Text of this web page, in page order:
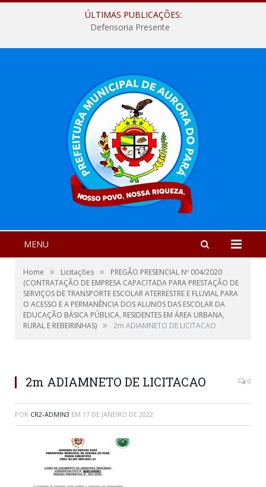
ÚLTIMAS PUBLICAÇÕES:
Defensoria Presente
MENU
Home » Licitações »
PREGÃO PRESENCIAL Nº 004/2020
(CONTRATAÇÃO DE EMPRESA CAPACITADA PARA PRESTAÇÃO DE
SERVIÇOS DE TRANSPORTE ESCOLAR ATERRESTRE E FLUVIAL PARA
O ACESSO E A PERMANÊNCIA DOS ALUNOS DAS ESCOLAR DA
EDUCAÇÃO BÁSICA PÚBLICA, RESIDENTES EM ÁREA URBANA,
RURAL E REBEIRINHAS) » 2m ADIAMNETO DE LICITACAO
2m ADIAMNETO DE LICITACAO 0
POR CR2-ADMIN3 EM 17 DE JANEIRO DE 2022